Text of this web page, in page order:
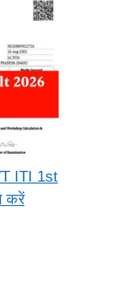
ITI 1st
करें